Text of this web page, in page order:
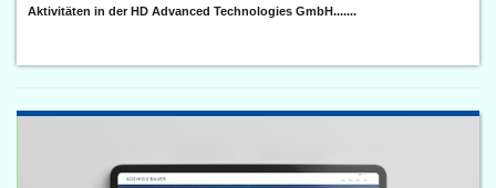
Aktivitäten in der HD Advanced Technologies GmbH.......